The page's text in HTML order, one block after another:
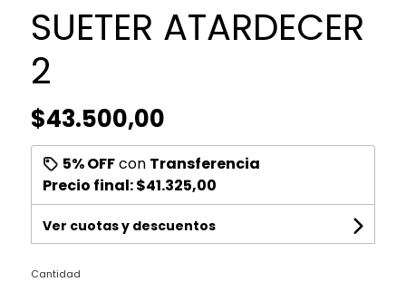
SUETER ATARDECER
2
$43.500,00
5% OFFcon Transferencia
Precio final:$41.325,00
Ver cuotas y descuentos
Cantidad